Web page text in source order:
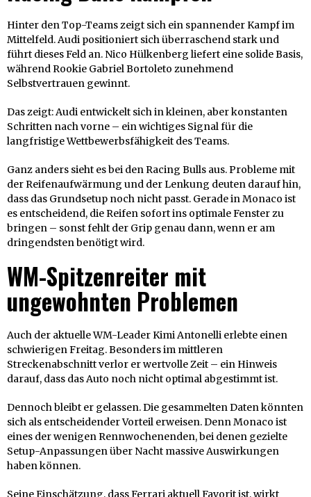
Hinter den Top-Teams zeigt sich ein spannender Kampf im
Mittelfeld. Audi positioniert sich überraschend stark und
führt dieses Feld an. Nico Hülkenberg liefert eine solide Basis,
während Rookie Gabriel Bortoleto zunehmend
Selbstvertrauen gewinnt.
Das zeigt: Audi entwickelt sich in kleinen, aber konstanten
Schritten nach vorne – ein wichtiges Signal für die
langfristige Wettbewerbsfähigkeit des Teams.
Ganz anders sieht es bei den Racing Bulls aus. Probleme mit
der Reifenaufwärmung und der Lenkung deuten darauf hin,
dass das Grundsetup noch nicht passt. Gerade in Monaco ist
es entscheidend, die Reifen sofort ins optimale Fenster zu
bringen – sonst fehlt der Grip genau dann, wenn er am
dringendsten benötigt wird.
WM-Spitzenreiter mit
ungewohnten Problemen
Auch der aktuelle WM-Leader Kimi Antonelli erlebte einen
schwierigen Freitag. Besonders im mittleren
Streckenabschnitt verlor er wertvolle Zeit – ein Hinweis
darauf, dass das Auto noch nicht optimal abgestimmt ist.
Dennoch bleibt er gelassen. Die gesammelten Daten könnten
sich als entscheidender Vorteil erweisen. Denn Monaco ist
eines der wenigen Rennwochenenden, bei denen gezielte
Setup-Anpassungen über Nacht massive Auswirkungen
haben können.
Seine Einschätzung, dass Ferrari aktuell Favorit ist, wirkt